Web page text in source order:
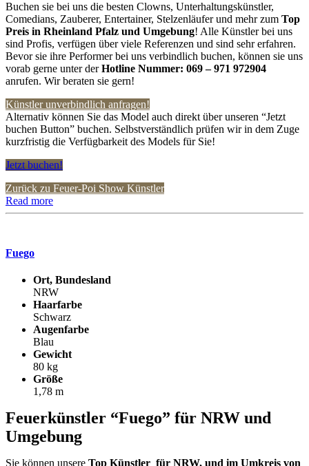
Buchen sie bei uns die besten Clowns, Unterhaltungskünstler,
Comedians, Zauberer, Entertainer, Stelzenläufer und mehr zum Top
Preis in Rheinland Pfalz und Umgebung! Alle Künstler bei uns
sind Profis, verfügen über viele Referenzen und sind sehr erfahren.
Bevor sie ihre Performer bei uns verbindlich buchen, können sie uns
vorab gerne unter derHotline Nummer: 069 – 971 972904
anrufen. Wir beraten sie gern!
Künstler unverbindlich anfragen!
Alternativ können Sie das Model auch direkt über unseren “Jetzt
buchen Button” buchen. Selbstverständlich prüfen wir in dem Zuge
kurzfristig die Verfügbarkeit des Models für Sie!
Jetzt buchen!
Zurück zu Feuer-Poi Show Künstler
Read more
Fuego
Ort, Bundesland
NRW
Haarfarbe
Schwarz
Augenfarbe
Blau
Gewicht
80 kg
Größe
1,78 m
Feuerkünstler “Fuego” für NRW und
Umgebung
Sie können unsere Top Künstler für NRW, und im Umkreis von